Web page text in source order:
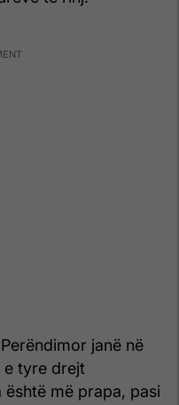
janë në
e tyre drejt
më prapa, pasi